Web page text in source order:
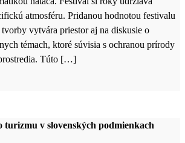
atmosféru. Pridanou hodnotou festivalu
vytvára priestor aj na diskusie o
témach, ktoré súvisia s ochranou prírody
Túto […]
v slovenských podmienkach